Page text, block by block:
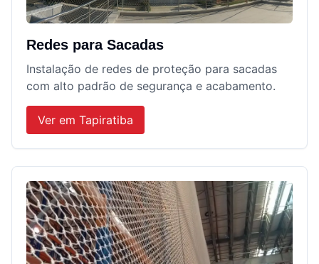
Redes para Sacadas
Instalação de redes de proteção para sacadas
com alto padrão de segurança e acabamento.
Ver em Tapiratiba